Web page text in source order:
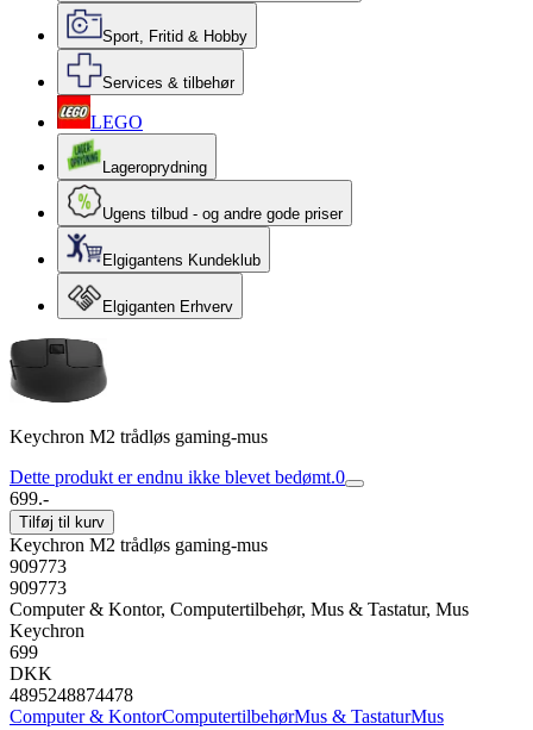
Sport, Fritid & Hobby
Services & tilbehør
LEGO
Lageroprydning
Ugens tilbud - og andre gode priser
Elgigantens Kundeklub
Elgiganten Erhverv
Keychron M2 trådløs gaming-mus
Dette produkt er endnu ikke blevet bedømt.0
699.-
Tilføj til kurv
Keychron M2 trådløs gaming-mus
909773
909773
Computer & Kontor, Computertilbehør, Mus & Tastatur, Mus
Keychron
699
DKK
4895248874478
Computer & KontorComputertilbehørMus & TastaturMus